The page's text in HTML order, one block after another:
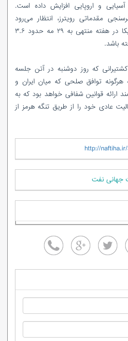
و اروپایی افزایش داده است.
مقدماتی رویترز، انتظار می‌رود
موجودی نفت خام آمریکا در هفته منتهی به ۲۹ مه حدود ۳.۶
باشد.
که روز دوشنبه در آتن جلسه
هرگونه توافق صلحی که میان ایران و
ارائه قوانین شفافی خواهد بود که به
عادی خود را از طریق تنگه هرمز از
http://
جهانی نفت